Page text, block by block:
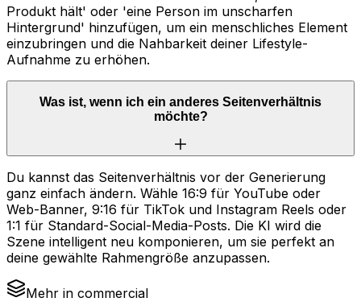
Produkt hält' oder 'eine Person im unscharfen
Hintergrund' hinzufügen, um ein menschliches Element
einzubringen und die Nahbarkeit deiner Lifestyle-
Aufnahme zu erhöhen.
Was ist, wenn ich ein anderes Seitenverhältnis
möchte?
Du kannst das Seitenverhältnis vor der Generierung
ganz einfach ändern. Wähle 16:9 für YouTube oder
Web-Banner, 9:16 für TikTok und Instagram Reels oder
1:1 für Standard-Social-Media-Posts. Die KI wird die
Szene intelligent neu komponieren, um sie perfekt an
deine gewählte Rahmengröße anzupassen.
Mehr in commercial